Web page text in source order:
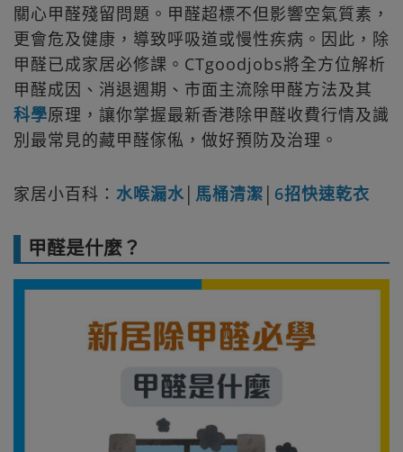
關心甲醛殘留問題。甲醛超標不但影響空氣質素，
更會危及健康，導致呼吸道或慢性疾病。因此，除
甲醛已成家居必修課。CTgoodjobs將全方位解析
甲醛成因、消退週期、市面主流除甲醛方法及其
科學原理，讓你掌握最新香港除甲醛收費行情及識
別最常見的藏甲醛傢俬，做好預防及治理。
家居小百科： 水喉漏水 馬桶清潔 6招快速乾衣
甲醛是什麼？